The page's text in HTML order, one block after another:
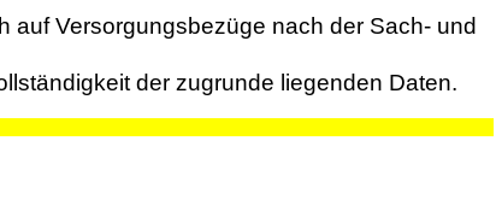
auf Versorgungsbezüge nach der Sach- und
der zugrunde liegenden Daten.